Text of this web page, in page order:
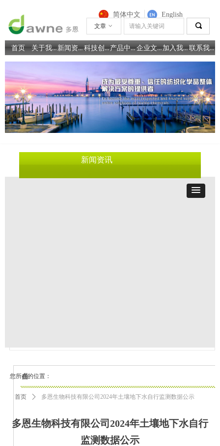
首页 关于我们 新闻资讯 科技创新 产品中心 企业文化 加入我们 联系我们
끠
文章 ꀁ
简体中文 English
新闻资讯
您所在的位置：
首页 ꄲ 多恩生物科技有限公司2024年土壤地下水自行监测数据公示
多恩生物科技有限公司2024年土壤地下水自行
监测数据公示